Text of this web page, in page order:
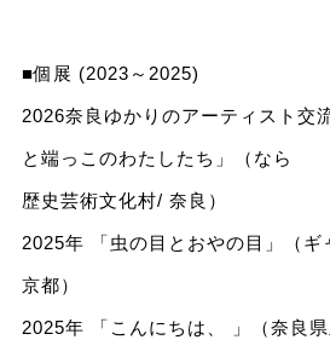
■個展 (2023～2025)
2026奈良ゆかりのアーティスト交
と端っこのわたしたち」（なら
歴史芸術⽂化村/ 奈良）
2025年 「虫の目とおやの目」（ギ
京都）
2025年 「こんにちは、 」（奈良